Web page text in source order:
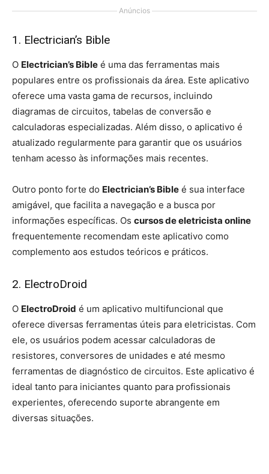
Anúncios
1. Electrician’s Bible
O Electrician’s Bible é uma das ferramentas mais
populares entre os profissionais da área. Este aplicativo
oferece uma vasta gama de recursos, incluindo
diagramas de circuitos, tabelas de conversão e
calculadoras especializadas. Além disso, o aplicativo é
atualizado regularmente para garantir que os usuários
tenham acesso às informações mais recentes.
Outro ponto forte do Electrician’s Bible é sua interface
amigável, que facilita a navegação e a busca por
informações específicas. Os cursos de eletricista online
frequentemente recomendam este aplicativo como
complemento aos estudos teóricos e práticos.
2. ElectroDroid
O ElectroDroid é um aplicativo multifuncional que
oferece diversas ferramentas úteis para eletricistas. Com
ele, os usuários podem acessar calculadoras de
resistores, conversores de unidades e até mesmo
ferramentas de diagnóstico de circuitos. Este aplicativo é
ideal tanto para iniciantes quanto para profissionais
experientes, oferecendo suporte abrangente em
diversas situações.